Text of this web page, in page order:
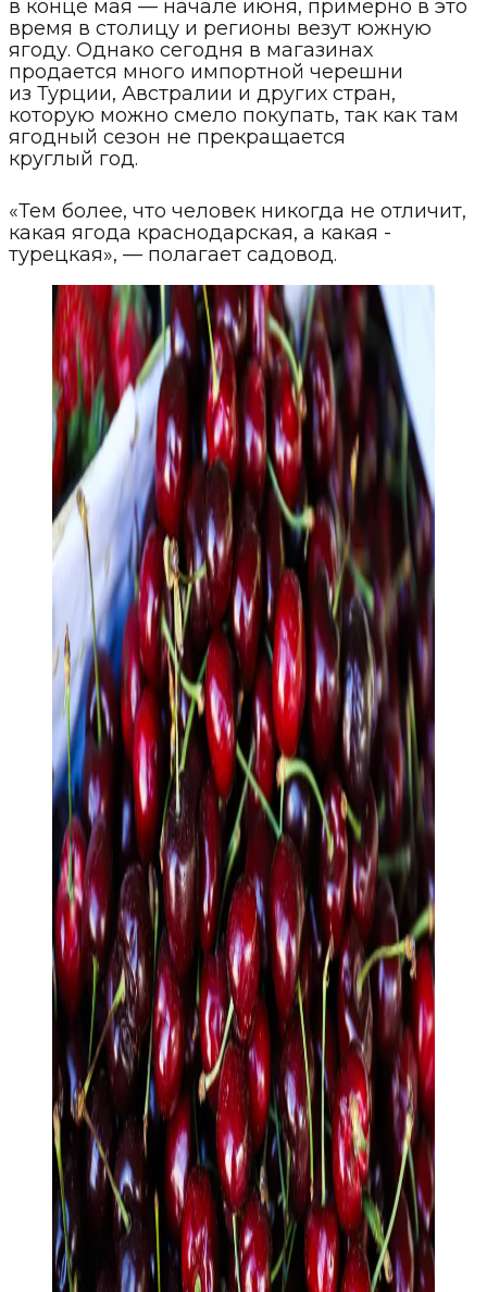
в конце мая — начале июня, примерно в это
время в столицу и регионы везут южную
ягоду. Однако сегодня в магазинах
продается много импортной черешни
из Турции, Австралии и других стран,
которую можно смело покупать, так как там
ягодный сезон не прекращается
круглый год.
«Тем более, что человек никогда не отличит,
какая ягода краснодарская, а какая -
турецкая», — полагает садовод.